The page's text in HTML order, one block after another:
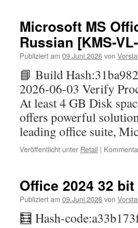
Microsoft MS
Russian [KMS-
Publiziert am 09.Juni.2026von
📘 Build
2026-06-03 Verify
At least 4 GB Disk
offers powerful
leading office suite,
Veröffentlicht unter Retail |
Office 2024 32
Publiziert am 09.Juni.2026von
🧮 Hash-